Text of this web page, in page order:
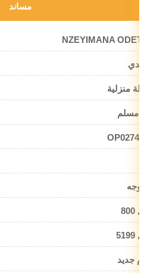
مساند
NZEYIMANA
منزلية
مسلم
جديد